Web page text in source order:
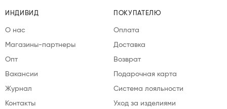
ИНДИВИД
О нас
Магазины-партнеры
Опт
Вакансии
Журнал
Контакты
ПОКУПАТЕЛЮ
Оплата
Доставка
Возврат
Подарочная карта
Система лояльности
Уход за изделиями